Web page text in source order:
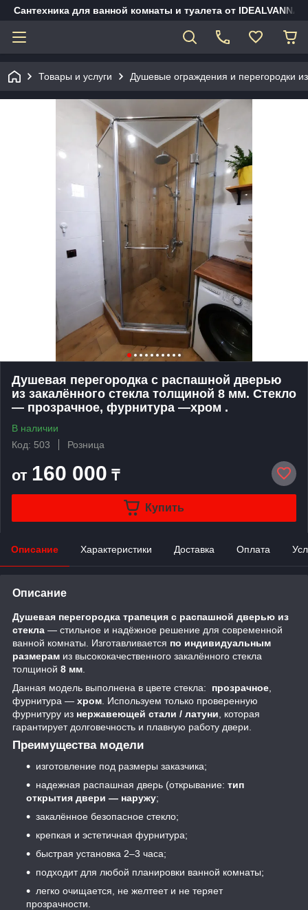
Сантехника для ванной комнаты и туалета от
Товары и услуги Душевые ограждения и перегородки из
Душевая перегородка с распашной дверью
из закалённого стекла толщиной 8 мм. Стекло
— прозрачное, фурнитура —хром .
В наличии
Код: 503
Розница
от 160 000 ₸
Купить
Описание Характеристики Доставка Оплата
Описание
Душевая перегородка трапеция с распашной дверью из
стекла — стильное и надёжное решение для современной
ванной комнаты. Изготавливается по индивидуальным
размерам из высококачественного закалённого стекла
толщиной 8 мм
Данная модель выполнена в цвете стекла:
прозрачное
фурнитура — хром . Используем только проверенную
фурнитуру из нержавеющей стали / латуни , которая
гарантирует долговечность и плавную работу двери.
Преимущества модели
изготовление под размеры заказчика;
надежная распашная дверь (открывание: тип
открытия двери — наружу;
закалённое безопасное стекло;
крепкая и эстетичная фурнитура;
быстрая установка 2–3 часа;
подходит для любой планировки ванной комнаты;
легко очищается, не желтеет и не теряет
прозрачности.